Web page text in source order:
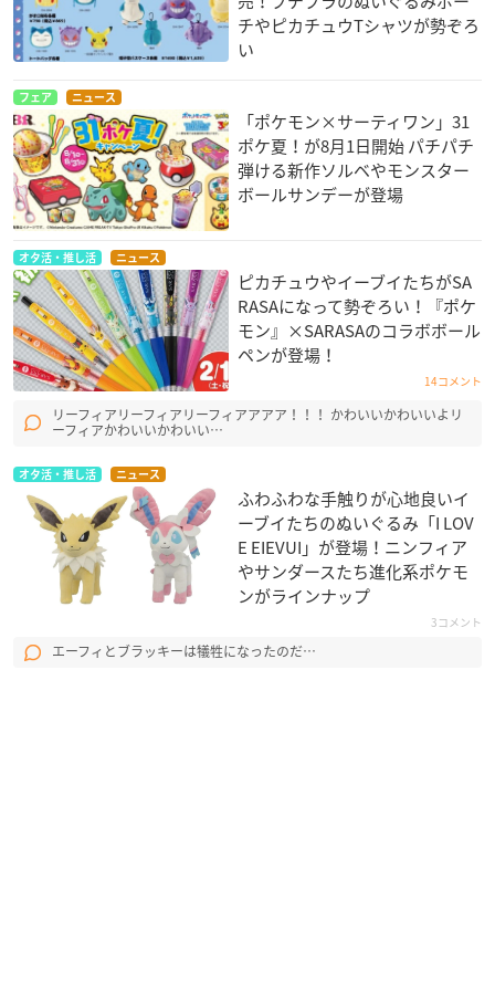
チやピカチュウTシャツが勢ぞろ
い
フェア ニュース
「ポケモン×サーティワン」31
ポケ夏！が8月1日開始 パチパチ
弾ける新作ソルベやモンスター
ボールサンデーが登場
オタ活・推し活 ニュース
ピカチュウやイーブイたちがSA
RASAになって勢ぞろい！『ポケ
モン』×SARASAのコラボボール
ペンが登場！
14コメント
リーフィアリーフィアリーフィアアアア！！！ かわいいかわいいよリ
ーフィアかわいいかわいい…
オタ活・推し活 ニュース
ふわふわな手触りが心地良いイ
ーブイたちのぬいぐるみ「I LOV
E EIEVUI」が登場！ニンフィア
やサンダースたち進化系ポケモ
ンがラインナップ
3コメント
エーフィとブラッキーは犠牲になったのだ…